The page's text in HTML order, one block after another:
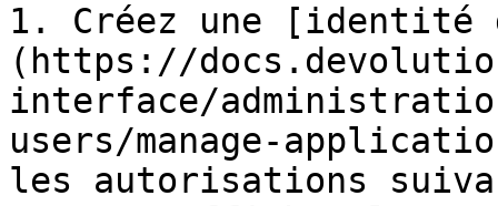
1. Créez une
(https://
interface/
users/manage-
les autorisations